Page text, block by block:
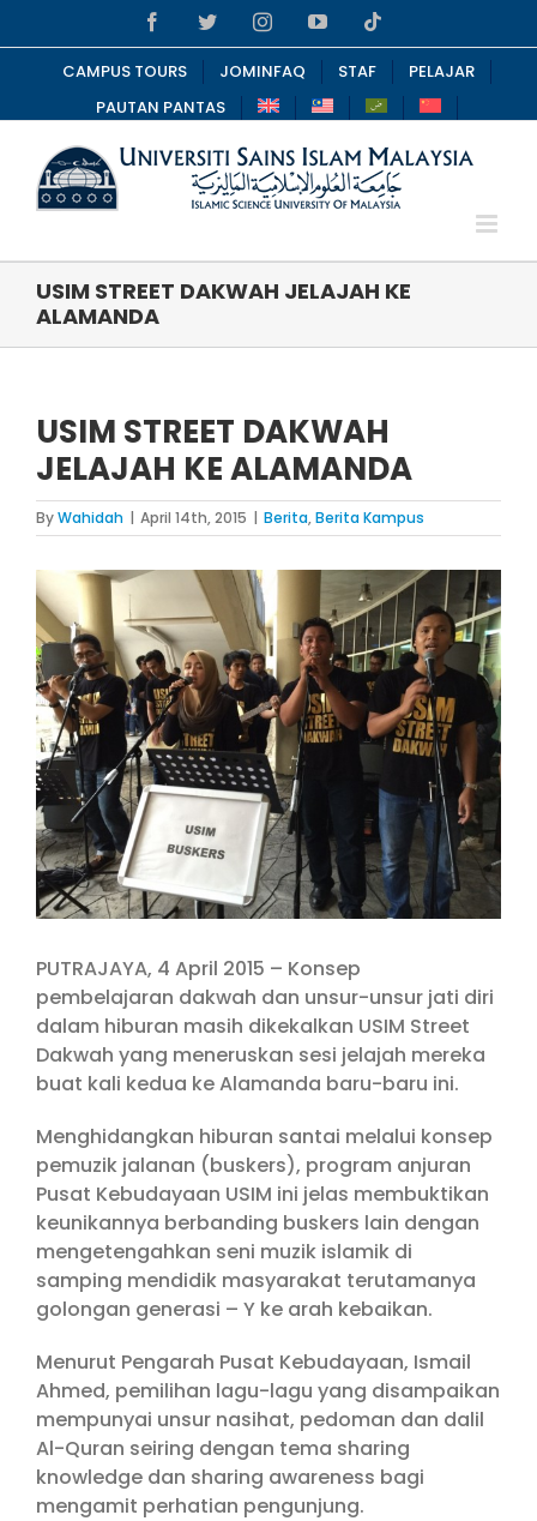
to
content
FacebookTwitterInstagramYouTube
CAMPUS TOURS JOMINFAQ STAF
PELAJAR
PAUTAN PANTAS
USIM STREET DAKWAH JELAJAH KE
ALAMANDA
USIM STREET DAKWAH
JELAJAH KE ALAMANDA
ByWahidah | April 14th, 2015 | Berita,Berita Kampus
View
Larger
Image
PUTRAJAYA, 4 April 2015 – Konsep
pembelajaran dakwah dan unsur-unsur jati diri
dalam hiburan masih dikekalkan USIM Street
Dakwah yang meneruskan sesi jelajah mereka
buat kali kedua ke Alamanda baru-baru ini.
Menghidangkan hiburan santai melalui konsep
pemuzik jalanan (buskers), program anjuran
Pusat Kebudayaan USIM ini jelas membuktikan
keunikannya berbanding buskers lain dengan
mengetengahkan seni muzik islamik di
samping mendidik masyarakat terutamanya
golongan generasi – Y ke arah kebaikan.
Menurut Pengarah Pusat Kebudayaan, Ismail
Ahmed, pemilihan lagu-lagu yang disampaikan
mempunyai unsur nasihat, pedoman dan dalil
Al-Quran seiring dengan tema sharing
knowledge dan sharing awareness bagi
mengamit perhatian pengunjung.